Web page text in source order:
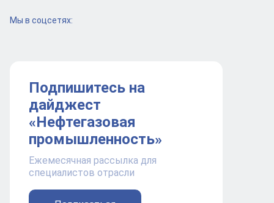
Мы в соцсетях:
Подпишитесь на
дайджест
«Нефтегазовая
промышленность»
Ежемесячная рассылка для
специалистов отрасли